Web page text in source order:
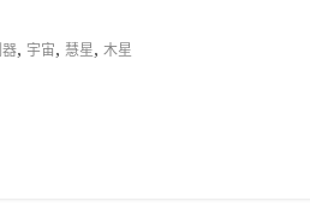
器, 宇宙, 慧星, 木星